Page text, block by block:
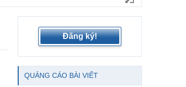
Đăng ký!
QUẢNG CÁO BÀI VIẾT